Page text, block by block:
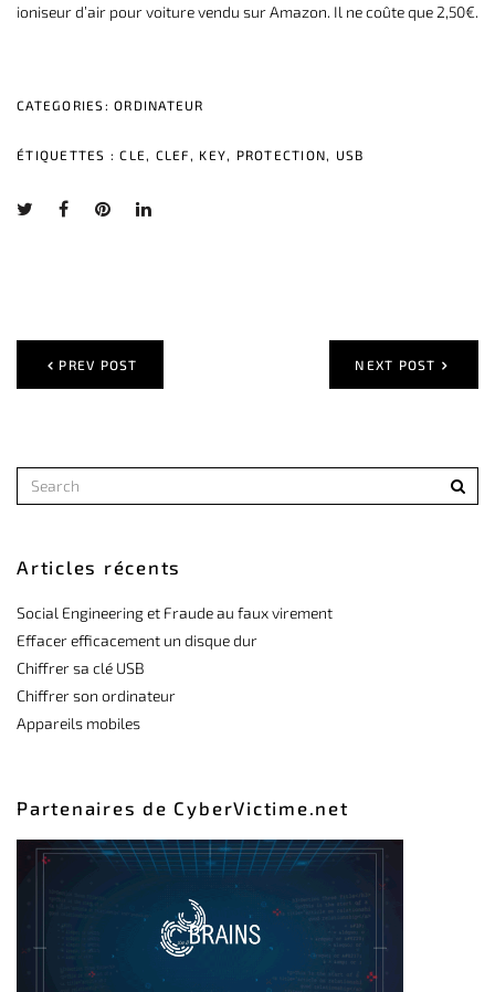
ioniseur d’air pour voiture vendu sur Amazon. Il ne coûte que 2,50€.
CATEGORIES:ORDINATEUR
ÉTIQUETTES :CLE CLEF KEY PROTECTION USB
PREV POST NEXT POST
Articles récents
Social Engineering et Fraude au faux virement
Effacer efficacement un disque dur
Chiffrer sa clé USB
Chiffrer son ordinateur
Appareils mobiles
Partenaires de CyberVictime.net